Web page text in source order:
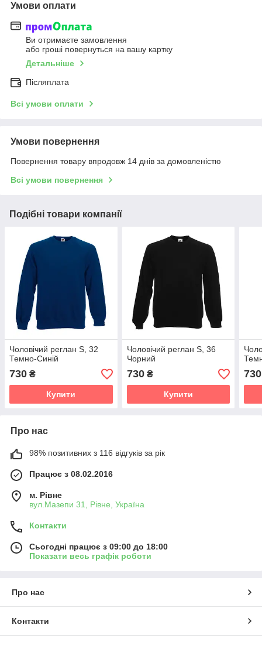
Умови оплати
Ви отримаєте замовлення
або гроші повернуться на вашу картку
Детальніше
Післяплата
Всі умови оплати
Умови повернення
Повернення товару впродовж 14 днів за домовленістю
Всі умови повернення
Подібні товари компанії
Чоловічий реглан S, 32
Темно-Синій
730 ₴
Купити
Чоловічий реглан S, 36
Чорний
730₴
Купити
730
Про нас
98% позитивних з 116 відгуків за рік
Працює з 08.02.2016
м. Рівне
вул.Мазепи 31, Рівне, Україна
Контакти
Сьогодні працює з 09:00 до 18:00
Показати весь графік роботи
Про нас
Контакти